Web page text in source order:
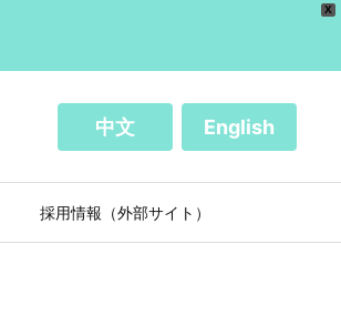
X
中文 English
採用情報（外部サイト）